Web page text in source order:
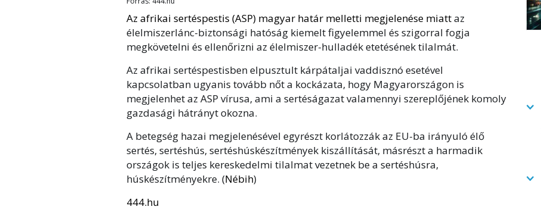
Az afrikai sertéspestis (ASP) magyar határ melletti megjelenése miattaz
élelmiszerlánc-biztonsági hatóság kiemelt figyelemmel és szigorral fogja
megkövetelni és ellenőrizni az élelmiszer-hulladék etetésének tilalmát.
Az afrikai sertéspestisben elpusztult kárpátaljai vaddisznó esetével
kapcsolatban ugyanis tovább nőt a kockázata, hogy Magyarországon is
megjelenhet az ASP vírusa, ami a sertéságazat valamennyi szereplőjének komoly
gazdasági hátrányt okozna.
A betegség hazai megjelenésével egyrészt korlátozzák az EU-ba irányuló élő
sertés, sertéshús, sertéshúskészítmények kiszállítását, másrészt a harmadik
országok is teljes kereskedelmi tilalmat vezetnek be a sertéshúsra,
húskészítményekre. (Nébih)
444.hu